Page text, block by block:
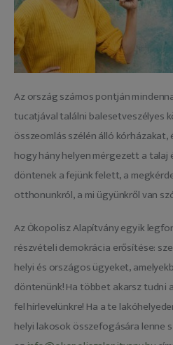
Az ország számos pontján
tucatjával találni balesetveszélyes
összeomlás szélén álló
hogy hány helyen mérgezett a talaj
döntenek a fejünk felett, a
otthonunkról, a mi ügyünkről van
Az Ökopolisz Alapítvány egyik
részvételi demokrácia erősítése:
helyi és országos ügyeket,
döntenünk! Ha többet akarsz tudni
fel hírlevelünkre! Ha a te
helyi lakosok összefogására lenne